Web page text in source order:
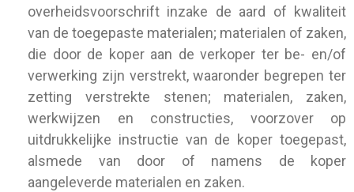
overheidsvoorschrift inzake de aard of kwaliteit
van de toegepaste materialen; materialen of zaken,
die door de koper aan de verkoper ter be- en/of
verwerking zijn verstrekt, waaronder begrepen ter
zetting verstrekte stenen; materialen, zaken,
werkwijzen en constructies, voorzover op
uitdrukkelijke instructie van de koper toegepast,
alsmede van door of namens de koper
aangeleverde materialen en zaken.